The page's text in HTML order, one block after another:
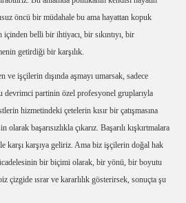
öncü bir müdahale bu ama hayattan kopuk
belli bir ihtiyacı, bir sıkıntıyı, bir
getirdiği bir karşılık.
işçilerin dışında aşmayı umarsak, sadece
devrimci partinin özel profesyonel gruplarıyla
hizmetindeki çetelerin kısır bir çatışmasına
başarısızlıkla çıkarız. Başarılı kışkırtmalara
karşı karşıya geliriz. Ama biz işçilerin doğal hak
bir biçimi olarak, bir yönü, bir boyutu
çizgide ısrar ve kararlılık gösterirsek, sonuçta şu